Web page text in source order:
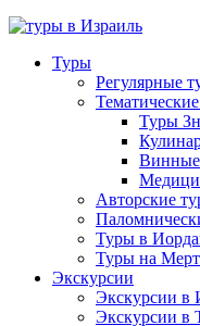
Туры
Регулярные
Туры
Винные
Авторские
Туры в
Туры на
Экскурсии
Экскурсии в
Экскурсии в